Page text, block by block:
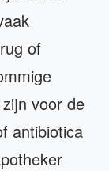
of
voor de
antibiotica